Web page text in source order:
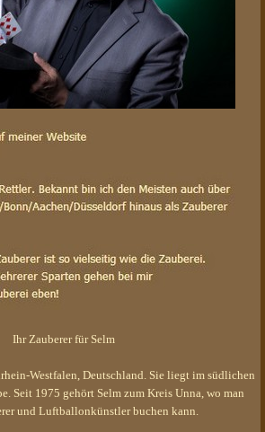
Ihr Zauberer für Selm
Westfalen, Deutschland. Sie liegt im südlichen
Seit 1975 gehört Selm zum Kreis Unna, wo man
und Luftballonkünstler buchen kann.